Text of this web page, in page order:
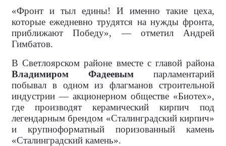
«Фронт и тыл едины! И именно такие цеха,
которые ежедневно трудятся на нужды фронта,
приближают Победу», — отметил Андрей
Гимбатов.
В Светлоярском районе вместе с главой района
Владимиром Фадеевым парламентарий
побывал в одном из флагманов строительной
индустрии — акционерном обществе «Биотех»,
где производят керамический кирпич под
легендарным брендом «Сталинградский кирпич»
и крупноформатный поризованный камень
«Сталинградский камень».